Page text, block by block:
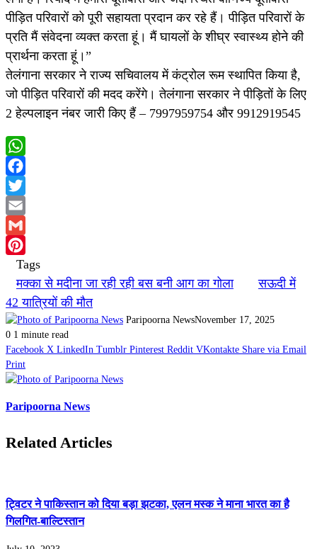
पीड़ित परिवारों को पूरी सहायता प्रदान कर रहे हैं। पीड़ित परिवारों के
प्रति मैं संवेदना व्यक्त करता हूं। मैं घायलों के शीघ्र स्वास्थ्य होने की
प्रार्थना करता हूं।”
तेलंगाना सरकार ने राज्य सचिवालय में कंट्रोल रूम स्थापित किया है,
जो पीड़ित परिवारों की मदद करेंगे। तेलंगाना सरकार ने पीड़ितों के लिए
2 हेल्पलाइन नंबर जारी किए हैं – 7997959754 और 9912919545
WhatsApp
Facebook
Twitter
Email
Gmail
Pinterest
Tags
मक्का से मदीना जा रही रही बस बनी आग का गोला
सऊदी में
42 यात्रियों की मौत
Paripoorna NewsNovember 17, 2025
0 1 minute read
Facebook X LinkedIn Tumblr Pinterest Reddit VKontakte Share via Email
Print
Paripoorna News
Related Articles
ट्विटर ने पाकिस्‍तान को दिया बड़ा झटका, एलन मस्क ने माना भारत का है
गिलगित-बाल्‍टिस्‍तान